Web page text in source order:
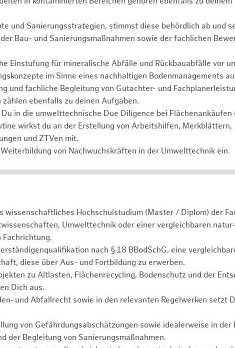
und Sanierungsstrategien, stimmst diese behördlich ab und
Bau- und Sanierungsmaßnahmen sowie der fachlichen
Einstufung für mineralische Abfälle und Rückbauabfälle vor
im Sinne eines nachhaltigen Bodenmanagements
und fachliche Begleitung von Gutachter- und
ebenfalls zu deinen Aufgaben.
in die umwelttechnische Due Diligence bei Flächenankäufen
wirkst du an der Erstellung von Arbeitshilfen, Merkblättern,
und ZTVen mit.
von Nachwuchskräften in der Umwelttechnik ein.
wissenschaftliches Hochschulstudium (Master / Diplom) der
Umwelttechnik oder einer vergleichbaren
nach § 18 BBodSchG, eine
diese über Aus- und Fortbildung zu erwerben.
zu Altlasten, Flächenrecycling, Bodenschutz und der
Dich aus.
und Abfallrecht sowie in den relevanten Regelwerken setzt
von Gefährdungsabschätzungen sowie idealerweise in der
der Begleitung von Sanierungsmaßnahmen.